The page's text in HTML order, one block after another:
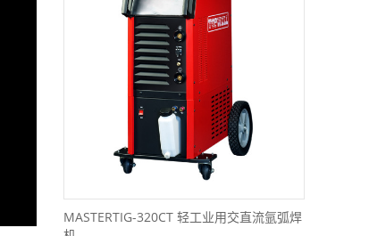
MASTERTIG-320CT 轻工业用交直流氩弧焊